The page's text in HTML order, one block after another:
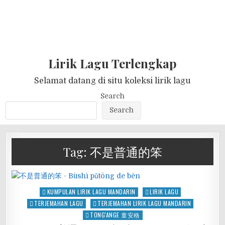
Lirik Lagu Terlengkap
Selamat datang di situ koleksi lirik lagu
Search
Search
Tag: 不是普通的笨
Posted
in
KUMPULAN LIRIK LAGU MANDARIN
LIRIK LAGU
TERJEMAHAN LAGU
TERJEMAHAN LIRIK LAGU MANDARIN
TONG'ANGE 童安格